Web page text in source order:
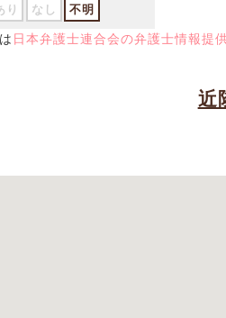
り なし 不明
日本弁護士連合会の弁護士情報提
近